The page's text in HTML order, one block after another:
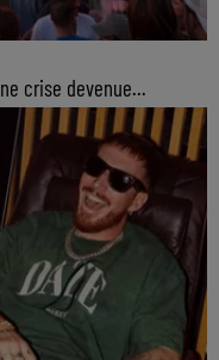
crise devenue...